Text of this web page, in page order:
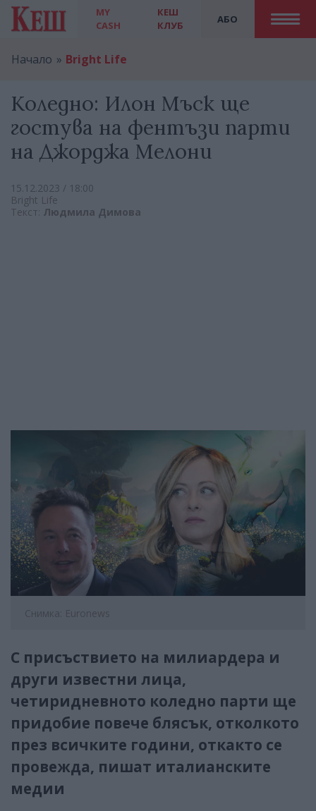
MY
CASH
АБО
КЕШ
КЛУБ
Начало Bright Life
Коледно: Илон Мъск ще
гостува на фентъзи парти
на Джорджа Мелони
15.12.2023 / 18:00
Bright Life
Текст: Людмила Димова
Снимка: Euronews
С присъствието на милиардера и
други известни лица,
четиридневното коледно парти ще
придобие повече блясък, отколкото
през всичките години, откакто се
провежда, пишат италианските
медии